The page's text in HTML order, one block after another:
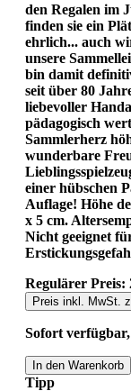
den Regalen im
finden sie ein
ehrlich... auch
unsere
bin damit
seit über 80
liebevoller
pädagogisch
Sammlerherz
wunderbare
einer hübschen
Auflage! Höhe
x 5 cm.
Nicht geeignet
Regulärer Preis:
Preis inkl. MwSt.
Sofort
In den Warenkorb
Tipp